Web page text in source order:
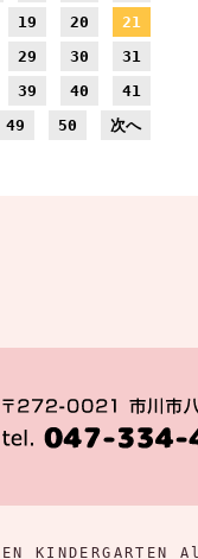
19 20
21
29 30
31
39 40
41
49 50 次へ